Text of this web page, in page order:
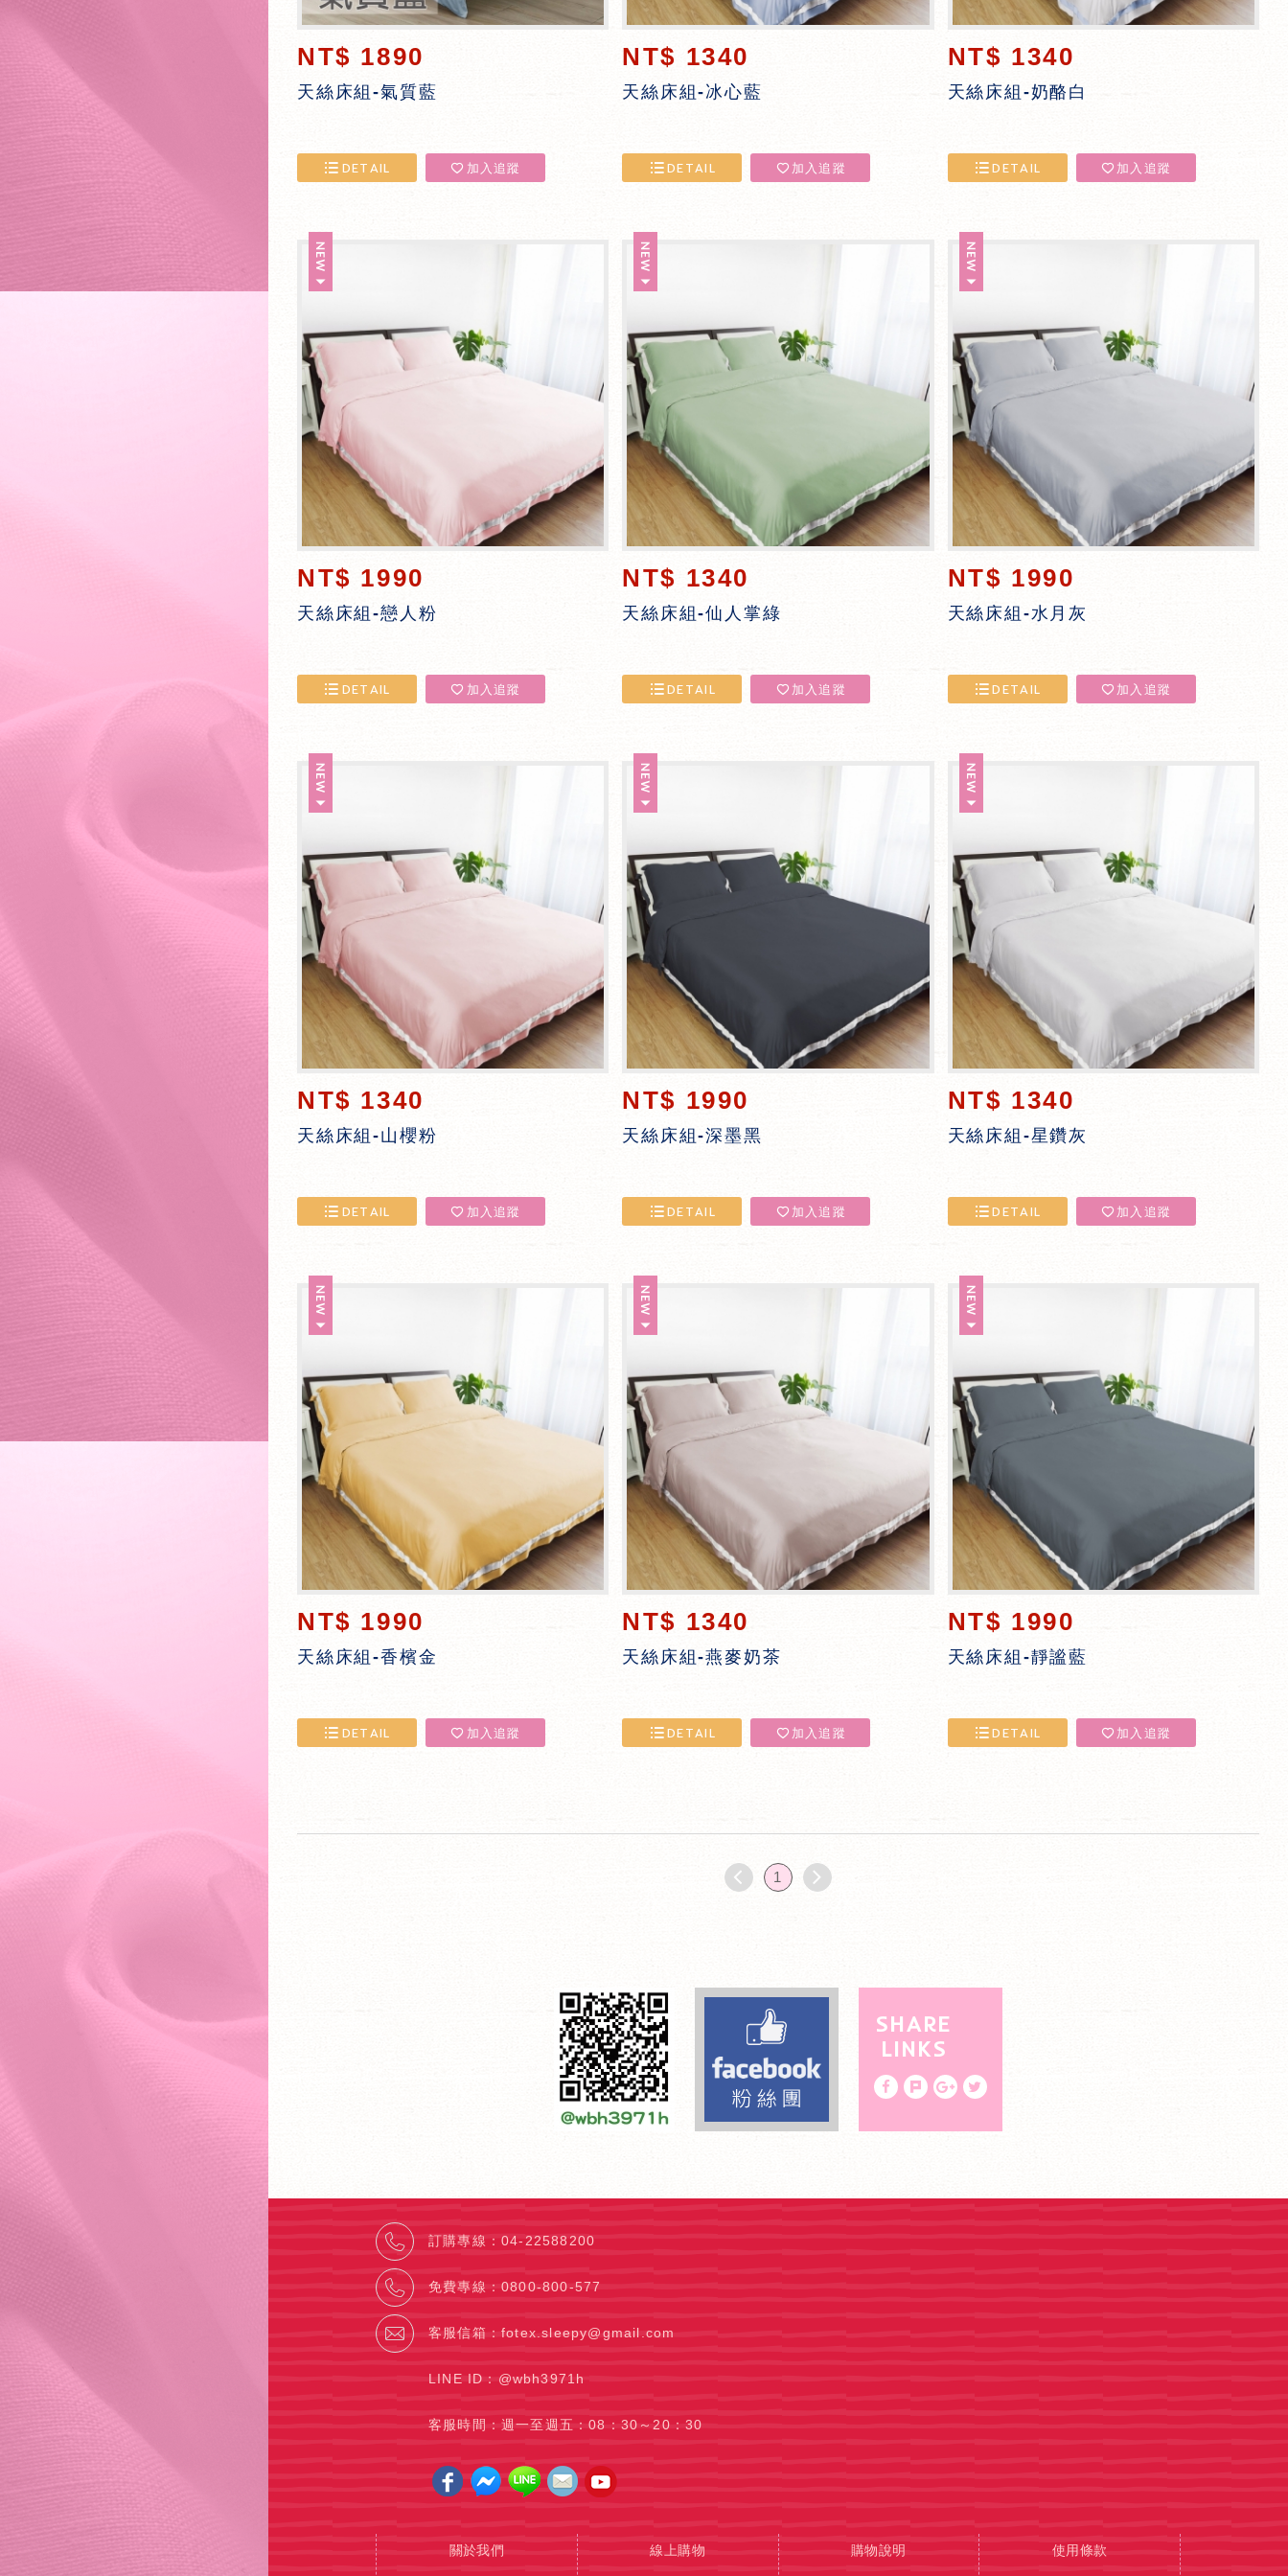
NT$ 1890
天絲床組-氣質藍
DETAIL 加入追蹤
NT$ 1340
天絲床組-冰心藍
DETAIL 加入追蹤
NT$ 1340
天絲床組-奶酪白
DETAIL 加入追蹤
NT$ 1990
天絲床組-戀人粉
DETAIL 加入追蹤
NT$ 1340
天絲床組-仙人掌綠
DETAIL 加入追蹤
NT$ 1990
天絲床組-水月灰
DETAIL 加入追蹤
NT$ 1340
天絲床組-山櫻粉
DETAIL 加入追蹤
NT$ 1990
天絲床組-深墨黑
DETAIL 加入追蹤
NT$ 1340
天絲床組-星鑽灰
DETAIL 加入追蹤
NT$ 1990
天絲床組-香檳金
DETAIL 加入追蹤
NT$ 1340
天絲床組-燕麥奶茶
DETAIL 加入追蹤
NT$ 1990
天絲床組-靜謐藍
DETAIL 加入追蹤
1
SHARE
LINKS
訂購專線 ：04-22588200
免費專線 ：0800-800-577
客服信箱 ：fotex.sleepy@gmail.com
LINE ID： @wbh3971h
客服時間：週一至週五：08：30～20：30
關於我們 線上購物 購物說明 使用條款